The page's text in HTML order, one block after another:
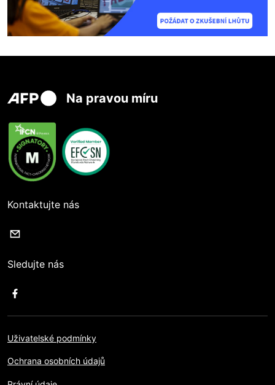
Na pravou míru
Kontaktujte nás
Sledujte nás
Uživatelské podmínky
Ochrana osobních údajů